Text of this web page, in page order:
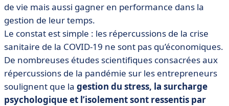
de vie mais aussi gagner en performance dans la
gestion de leur temps.
Le constat est simple : les répercussions de la crise
sanitaire de la COVID-19 ne sont pas qu’économiques.
De nombreuses études scientifiques consacrées aux
répercussions de la pandémie sur les entrepreneurs
soulignent que la gestion du stress, la surcharge
psychologique et l’isolement sont ressentis par